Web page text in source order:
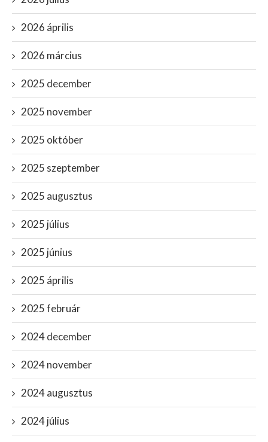
2026 április
2026 március
2025 december
2025 november
2025 október
2025 szeptember
2025 augusztus
2025 július
2025 június
2025 április
2025 február
2024 december
2024 november
2024 augusztus
2024 július